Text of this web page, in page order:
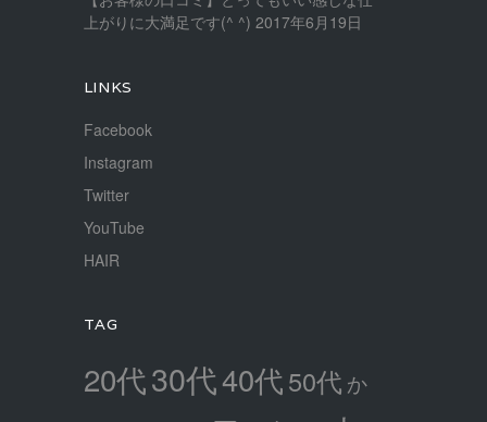
上がりに大満足です(^ ^) 2017年6月19日
LINKS
Facebook
Instagram
Twitter
YouTube
HAIR
TAG
20代30代40代50代 か